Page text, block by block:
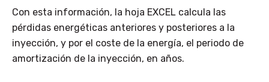
Con esta información, la hoja EXCEL calcula las
pérdidas energéticas anteriores y posteriores a la
inyección, y por el coste de la energía, el periodo de
amortización de la inyección, en años.